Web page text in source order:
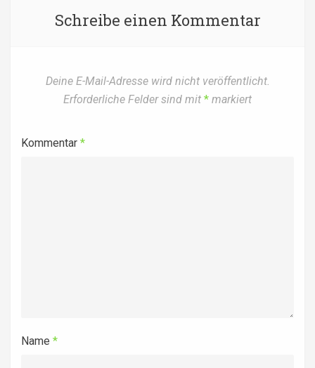
Schreibe einen Kommentar
Deine E-Mail-Adresse wird nicht veröffentlicht.
Erforderliche Felder sind mit * markiert
Kommentar *
Name *